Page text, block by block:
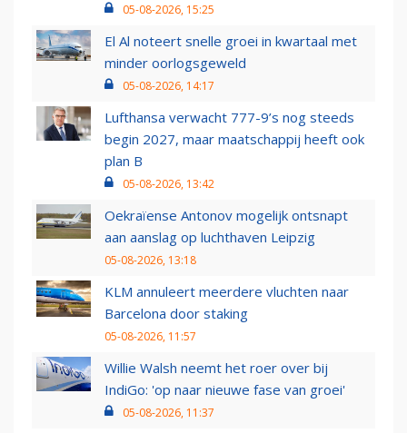
05-08-2026, 15:25
El Al noteert snelle groei in kwartaal met
minder oorlogsgeweld
05-08-2026, 14:17
Lufthansa verwacht 777-9’s nog steeds
begin 2027, maar maatschappij heeft ook
plan B
05-08-2026, 13:42
Oekraïense Antonov mogelijk ontsnapt
aan aanslag op luchthaven Leipzig
05-08-2026, 13:18
KLM annuleert meerdere vluchten naar
Barcelona door staking
05-08-2026, 11:57
Willie Walsh neemt het roer over bij
IndiGo: 'op naar nieuwe fase van groei'
05-08-2026, 11:37